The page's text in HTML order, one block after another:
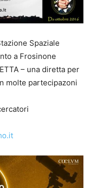
Spaziale
a Frosinone
– una diretta per
molte partecipazoni